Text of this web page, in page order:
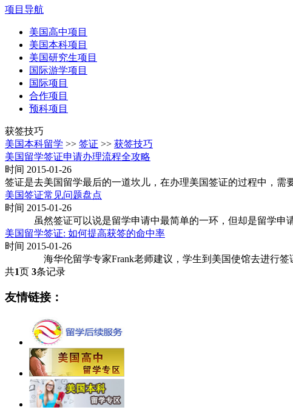
项目导航
美国高中项目
美国本科项目
美国研究生项目
国际游学项目
国际项目
合作项目
预科项目
获签技巧
美国本科留学 >> 签证 >> 获签技巧
美国留学签证申请办理流程全攻略
时间 2015-01-26
签证是去美国留学最后的一道坎儿，在办理美国签证的过程中，需
美国签证常见问题盘点
时间 2015-01-26
虽然签证可以说是留学申请中最简单的一环，但却是留学申请
美国留学签证: 如何提高获签的命中率
时间 2015-01-26
海华伦留学专家Frank老师建议，学生到美国使馆去进行签证
共1页 3条记录
友情链接：